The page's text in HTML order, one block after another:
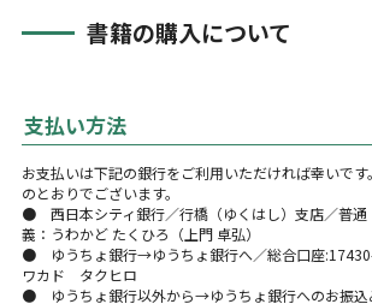
書籍の購入について
支払い方法
お支払いは下記の銀行をご利用いただければ幸いで
のとおりでございます。
● 西日本シティ銀行／行橋（ゆくはし）支店／普通
義：うわかど たくひろ（上門 卓弘）
● ゆうちょ銀行→ゆうちょ銀行へ／総合口座
ワカド タクヒロ
● ゆうちょ銀行以外から→ゆうちょ銀行へのお振込